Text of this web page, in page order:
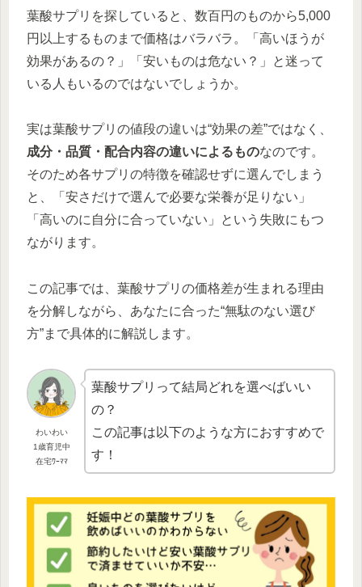
葉酸サプリを探していると、数百円のものから5,000
円以上するものまで価格はバラバラ。「高いほうが
効果があるの？」「安いものは危ない？」と迷って
いる人もいるのではないでしょうか。
実は葉酸サプリの値段の違いは“効果の差”ではなく、
成分・品質・配合内容の違いによるものなのです。
そのため各サプリの特徴を確認せずに選んでしまう
と、「安さだけで選んで必要な栄養が足りない」
「高いのに自分に合っていない」という失敗にもつ
ながります。
この記事では、葉酸サプリの価格差が生まれる理由
を分解しながら、あなたに合った“無駄のない選び
方”まで具体的に解説します。
わいわい
1歳育児中
在宅ﾜｰﾏﾏ
葉酸サプリって結局どれを選べばいい
の？
この記事は以下のような方におすすめで
す！